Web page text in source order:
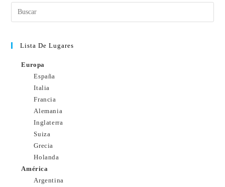
Lista De Lugares
Europa
España
Italia
Francia
Alemania
Inglaterra
Suiza
Grecia
Holanda
América
Argentina